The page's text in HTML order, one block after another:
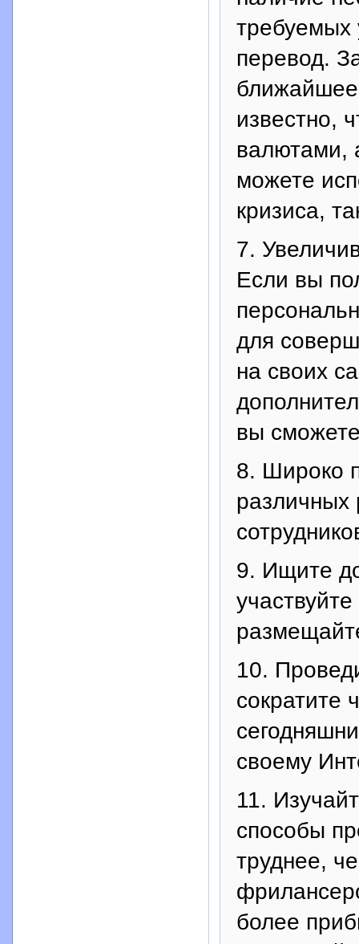
требуемых
перевод.
ближайшее
известно,
валютами,
можете
кризиса,
7.
Если вы
для
на своих
вы
8. Широко
различных
9. Ищите
10.
сократите
своему
11.
способы
труднее,
более